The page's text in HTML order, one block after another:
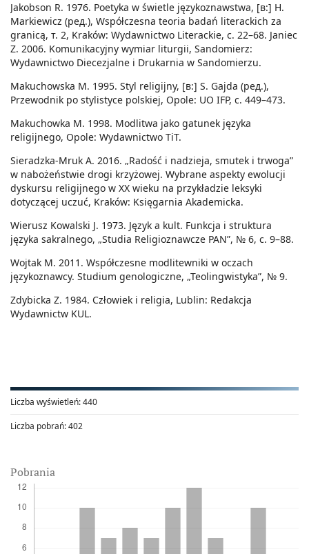
Liczba wyświetleń:440
Liczba pobrań:402
Pobrania
Jakobson R. 1976. Poetyka w świetle językoznawstwa, [в:] H.
Markiewicz (ред.), Współczesna teoria badań literackich za
granicą, т. 2, Kraków: Wydawnictwo Literackie, с. 22–68. Janiec
Z. 2006. Komunikacyjny wymiar liturgii, Sandomierz:
Wydawnictwo Diecezjalne i Drukarnia w Sandomierzu.
Makuchowska M. 1995. Styl religijny, [в:] S. Gajda (ред.),
Przewodnik po stylistyce polskiej, Opole: UO IFP, с. 449–473.
Makuchowka M. 1998. Modlitwa jako gatunek języka
religijnego, Opole: Wydawnictwo TiT.
Sieradzka-Mruk A. 2016. „Radość i nadzieja, smutek i trwoga”
w nabożeństwie drogi krzyżowej. Wybrane aspekty ewolucji
dyskursu religijnego w XX wieku na przykładzie leksyki
dotyczącej uczuć, Kraków: Księgarnia Akademicka.
Wierusz Kowalski J. 1973. Język a kult. Funkcja i struktura
języka sakralnego, „Studia Religioznawcze PAN”, № 6, с. 9–88.
Wojtak M. 2011. Współczesne modlitewniki w oczach
językoznawcy. Studium genologiczne, „Teolingwistyka”, № 9.
Zdybicka Z. 1984. Człowiek i religia, Lublin: Redakcja
Wydawnictw KUL.